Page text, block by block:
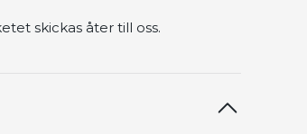
skickas åter till oss.